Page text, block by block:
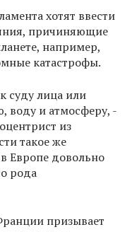
хотят ввести
причиняющие
например,
катастрофы.
суду лица или
воду и атмосферу, -
из
такое же
Европе довольно
рода
призывает